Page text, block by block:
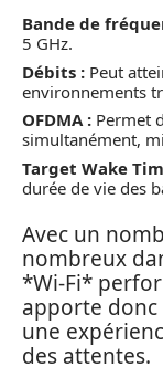
Bande de
5 GHz.
Débits : Peut
environnements
OFDMA : Permet
simultanément,
Target Wake
durée de vie des
Avec un
nombreux
*Wi-Fi*
apporte
une
des attentes.